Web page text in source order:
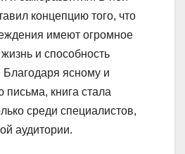
концепцию того, что
имеют огромное
и способность
Благодаря ясному и
письма, книга стала
среди специалистов,
аудитории.